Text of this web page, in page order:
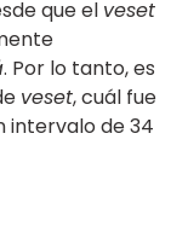
que el veset
. Por lo tanto, es
veset, cuál fue
intervalo de 34